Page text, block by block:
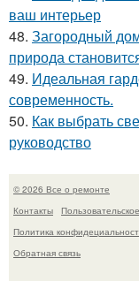
ваш интерьер
48. Загородный
природа
49. Идеальная
современность.
50. Как выбрать
руководство
© 2026 Все о ремонте
Контакты
Политика
Обратная связь